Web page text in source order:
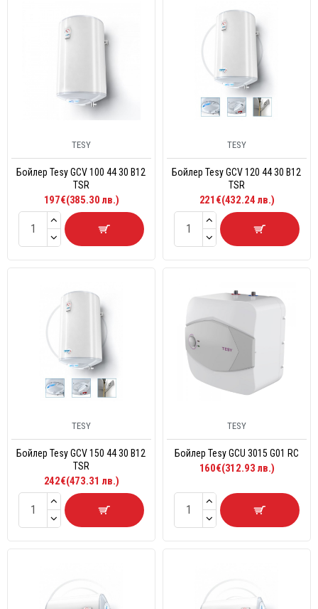
TESY
Бойлер Tesy GCV 100 44 30 B12
TSR
197€(385.30 лв.)
TESY
Бойлер Tesy GCV 120 44 30 B12
TSR
221€(432.24 лв.)
TESY
Бойлер Tesy GCV 150 44 30 B12
TSR
242€(473.31 лв.)
TESY
Бойлер Tesy GCU 3015 G01 RC
160€(312.93 лв.)